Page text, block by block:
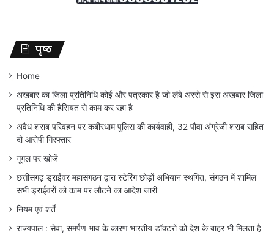
पृष्ठ
Home
अखबार का जिला प्रतिनिधि कोई और पत्रकार है जो लंबे अरसे से इस अखबार जिला
प्रतिनिधि की हैसियत से काम कर रहा है
अवैध शराब परिवहन पर कबीरधाम पुलिस की कार्यवाही, 32 पौवा अंग्रेजी शराब सहित
दो आरोपी गिरफ्तार
गूगल पर खोजें
छत्तीसगढ़ ड्राईवर महासंगठन द्वारा स्टेरिंग छोड़ों अभियान स्थगित, संगठन में शामिल
सभी ड्राईवरों को काम पर लौटने का आदेश जारी
नियम एवं शर्ते
राज्यपाल : सेवा, समर्पण भाव के कारण भारतीय डॉक्टरों को देश के बाहर भी मिलता है